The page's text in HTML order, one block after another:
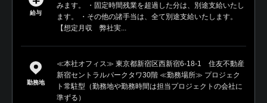
給与
みます。 ・固定時間残業を超過した分は、別途支給いたし
ます。 ・その他の諸手当は、全て別途支給いたします。
【想定月収 弊社実...
勤務地
≪本社オフィス≫ 東京都新宿区西新宿6-18-1 住友不動産
新宿セントラルパークタワ30階 ≪勤務場所≫ プロジェク
ト常駐型（勤務地や勤務時間は担当プロジェクトの会社に
準ずる）